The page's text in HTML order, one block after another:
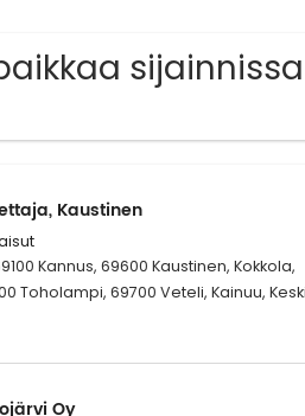
Kaustinen
Kannus, 69600 Kaustinen, Kokkola,
Toholampi, 69700 Veteli, Kainuu,
Oy